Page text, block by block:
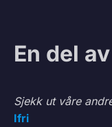
En del
Sjekk ut våre
Ifri